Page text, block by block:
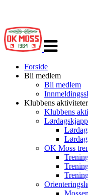
navigasjon
Forside
Bli medlem
Bli medlem
Klubbens aktiviteter
Klubbens
OK Moss